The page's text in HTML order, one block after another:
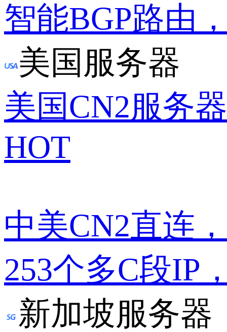
智能BGP路由
美国服务器
美国CN2服务器
HOT
中美CN2直连
253个多C段IP
新加坡服务器